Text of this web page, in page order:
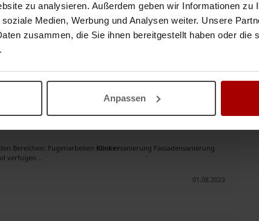
zu analysieren. Außerdem geben wir Informationen zu
Medien, Werbung und Analysen weiter. Unsere
zusammen, die Sie ihnen bereitgestellt haben oder die
Anpassen
25.02.2024
Suchauftrag speichern
Bereichen: Fugenarbeiten Klinkersanierung Fassadensanierung
verfugen ..
01.08.2023